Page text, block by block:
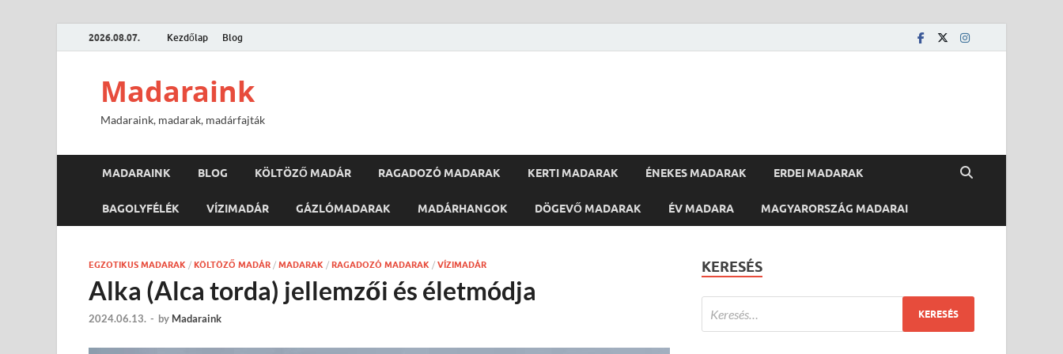
2026.08.07. Kezdőlap Blog
Madaraink
Madaraink, madarak, madárfajták
MADARAINK BLOG KÖLTÖZŐ MADÁR RAGADOZÓ MADARAK KERTI MADARAK ÉNEKES MADARAK ERDEI MADARAK
BAGOLYFÉLÉK VÍZIMADÁR GÁZLÓMADARAK MADÁRHANGOK DÖGEVŐ MADARAK ÉV MADARA MAGYARORSZÁG MADARAI
EGZOTIKUS MADARAK / KÖLTÖZŐ MADÁR / MADARAK / RAGADOZÓ MADARAK / VÍZIMADÁR
Alka (Alca torda) jellemzői és életmódja
2024.06.13. - by Madaraink
KERESÉS